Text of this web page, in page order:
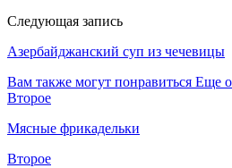
Следующая запись
Азербайджанский суп из чечевицы
Вам также могут понравиться Еще
Второе
Мясные фрикадельки
Второе